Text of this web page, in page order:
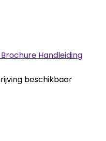
Brochure Handleiding
beschikbaar